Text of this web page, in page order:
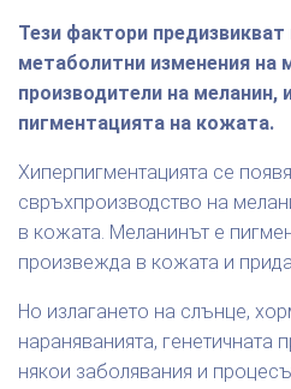
Тези фактори
метаболитни изменения на
производители на меланин,
пигментацията на кожата.
Хиперпигментацията се
свръхпроизводство на
в кожата. Меланинът е
произвежда в кожата и
Но излагането на слънце,
нараняванията, генетичната
някои заболявания и